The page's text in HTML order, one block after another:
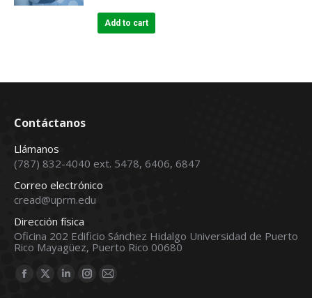
was:
Add to cart
Contáctanos
Llámanos
(787) 832-4040 ext. 5478, 6406, 6847
Correo electrónico
cread@uprm.edu
Dirección física
Oficina 202 Edificio Sánchez Hidalgo Universidad de Puerto
Rico Mayagüez, Puerto Rico 00680
Find us on:
Facebook
X
LinkedinInstagram
Mail